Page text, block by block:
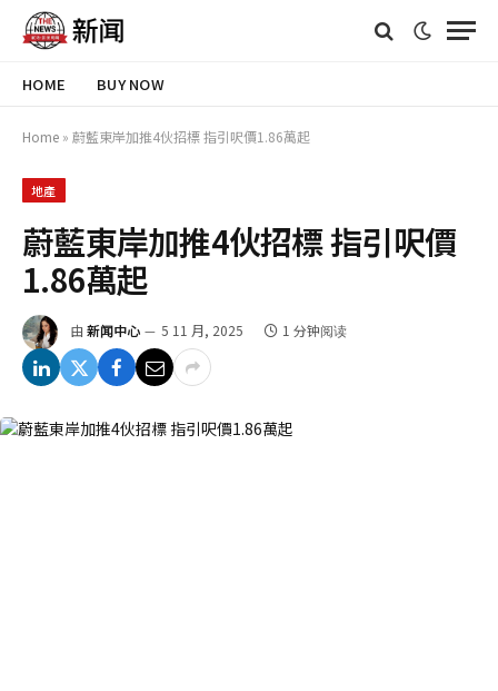
HOME BUY NOW
Home » 蔚藍東岸加推4伙招標 指引呎價1.86萬起
地產
蔚藍東岸加推4伙招標 指引呎價
1.86萬起
由 新闻中心 5 11 月, 2025 1 分钟阅读